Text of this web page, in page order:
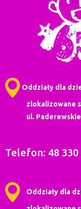
Oddziały dla
zlokalizowane są
ul.
Telefon: 48 330
Oddziały dla